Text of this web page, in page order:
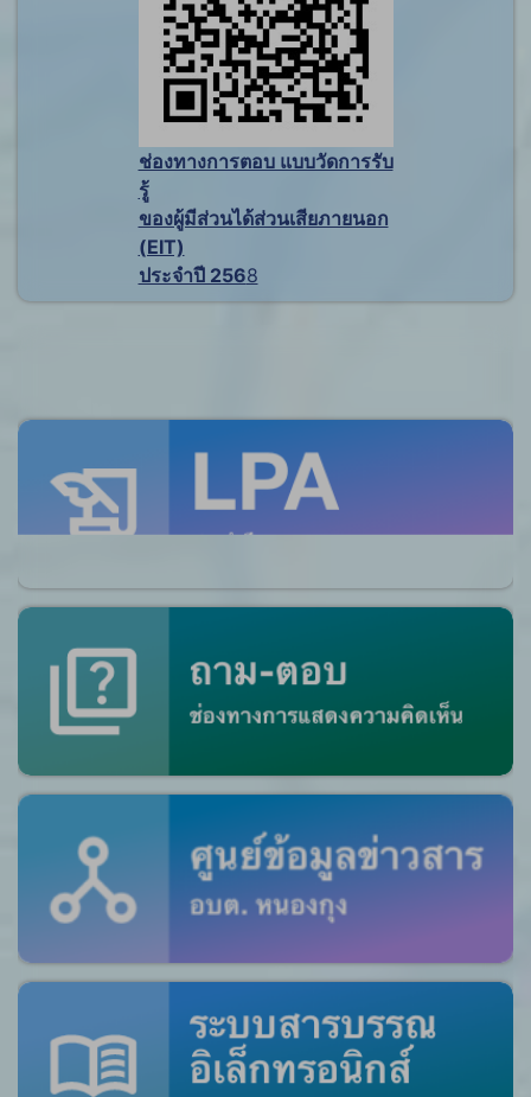
ช่องทางการตอบ แบบวัดการรับ
รู้
ของผู้มีส่วนได้ส่วนเสียภายนอก
(EIT)
ประจำปี 2568